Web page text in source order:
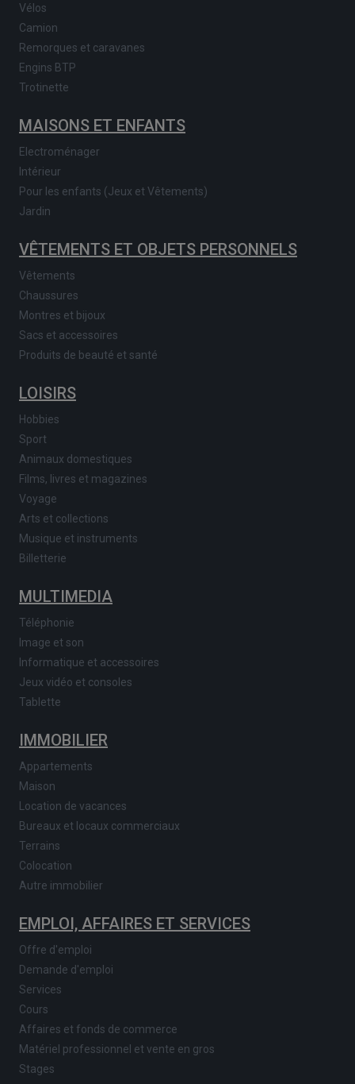
Vélos
Camion
Remorques et caravanes
Engins BTP
Trotinette
MAISONS ET ENFANTS
Electroménager
Intérieur
Pour les enfants (Jeux et Vêtements)
Jardin
VÊTEMENTS ET OBJETS PERSONNELS
Vêtements
Chaussures
Montres et bijoux
Sacs et accessoires
Produits de beauté et santé
LOISIRS
Hobbies
Sport
Animaux domestiques
Films, livres et magazines
Voyage
Arts et collections
Musique et instruments
Billetterie
MULTIMEDIA
Téléphonie
Image et son
Informatique et accessoires
Jeux vidéo et consoles
Tablette
IMMOBILIER
Appartements
Maison
Location de vacances
Bureaux et locaux commerciaux
Terrains
Colocation
Autre immobilier
EMPLOI, AFFAIRES ET SERVICES
Offre d'emploi
Demande d'emploi
Services
Cours
Affaires et fonds de commerce
Matériel professionnel et vente en gros
Stages